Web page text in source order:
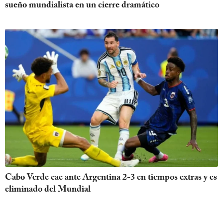
sueño mundialista en un cierre dramático
Cabo Verde cae ante Argentina 2-3 en tiempos extras y es
eliminado del Mundial